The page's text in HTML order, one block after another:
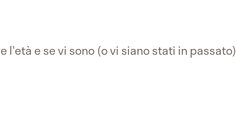
l'età e se vi sono (o vi siano stati in passato)